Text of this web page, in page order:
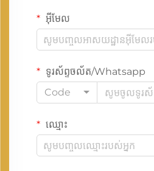
អ៊ីមែល
ទូរស័ព្ទចល័ត/Whatsapp
Code
ឈ្មោះ